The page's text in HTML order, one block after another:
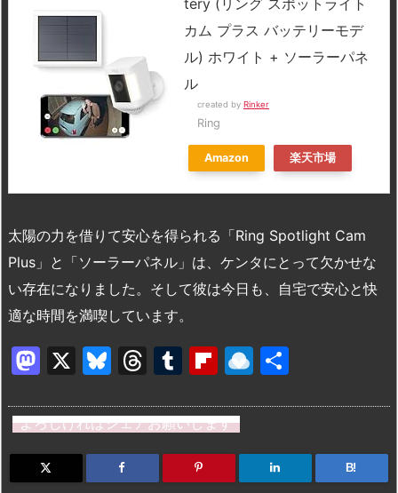
カム プラス バッテリーモデ
ル) ホワイト + ソーラーパネ
ル
created by Rinker
Ring
Amazon 楽天市場
太陽の力を借りて安心を得られる「Ring Spotlight Cam
Plus」と「ソーラーパネル」は、ケンタにとって欠かせな
い存在になりました。そして彼は今日も、自宅で安心と快
適な時間を満喫しています。
M
st
o
d
X
Bl
e
s
k
T
e
a
d
T
m
bl
r
Fl
b
o
ar
R
n
dr
o
よろしければシェアお願いします
B!